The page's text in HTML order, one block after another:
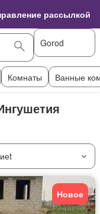
рассылкой
Gorod
Комнаты Ванные
Новое